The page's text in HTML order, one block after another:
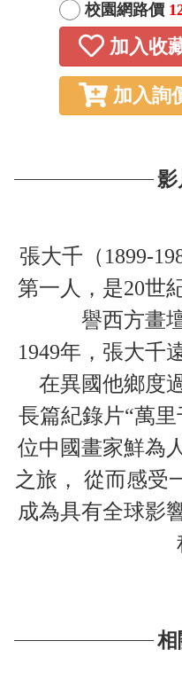
校園網路價
加入收
加入詢
影
張大千（1899-
第一人，是20世
譽西方畫
1949年，張大千
在異國他鄉度
長篇紀錄片“萬
位中國畫家鮮為
之旅， 從而感受
成為具有全球影
相